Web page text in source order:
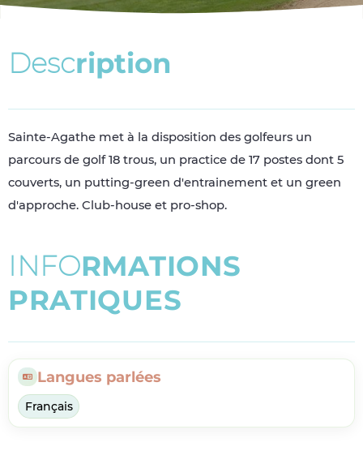
Description
Sainte-Agathe met à la disposition des golfeurs un
parcours de golf 18 trous, un practice de 17 postes dont 5
couverts, un putting-green d'entrainement et un green
d'approche. Club-house et pro-shop.
INFORMATIONS
PRATIQUES
Langues parlées
Français